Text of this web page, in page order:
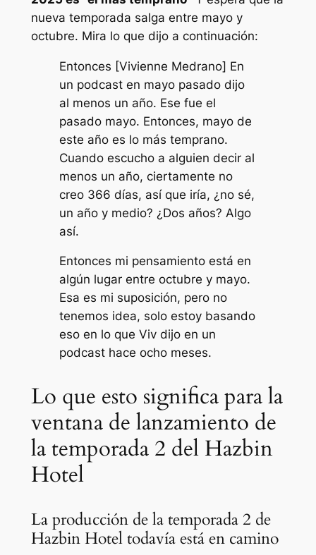
nueva temporada salga entre mayo y
octubre. Mira lo que dijo a continuación:
Entonces [Vivienne Medrano] En
un podcast en mayo pasado dijo
al menos un año. Ese fue el
pasado mayo. Entonces, mayo de
este año es lo más temprano.
Cuando escucho a alguien decir al
menos un año, ciertamente no
creo 366 días, así que iría, ¿no sé,
un año y medio? ¿Dos años? Algo
así.
Entonces mi pensamiento está en
algún lugar entre octubre y mayo.
Esa es mi suposición, pero no
tenemos idea, solo estoy basando
eso en lo que Viv dijo en un
podcast hace ocho meses.
Lo que esto significa para la
ventana de lanzamiento de
la temporada 2 del Hazbin
Hotel
La producción de la temporada 2 de
Hazbin Hotel todavía está en camino